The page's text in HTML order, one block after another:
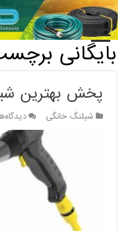
خانه / بایگانی برچسب:
بایگانی
پخش بهترین
شیلنگ خانگی